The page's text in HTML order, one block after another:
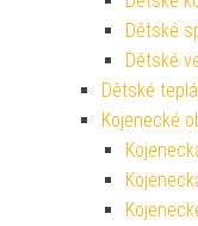
Dětské
Dětské
Dětské
Kojenecké